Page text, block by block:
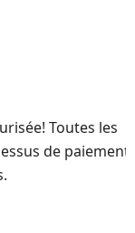
Toutes les
de paiement